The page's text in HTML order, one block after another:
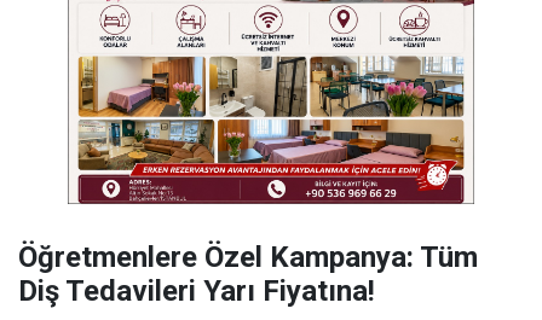
Öğretmenlere Özel Kampanya: Tüm
Diş Tedavileri Yarı Fiyatına!